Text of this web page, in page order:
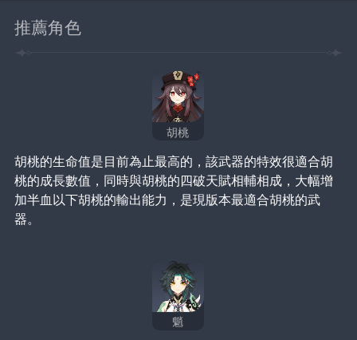
推薦角色
胡桃
胡桃的生命值是目前為止最高的，該武器的特效很適合胡
桃的成長數值，同時與胡桃的四破天賦相輔相成，大幅增
加半血以下胡桃的輸出能力，是現版本最適合胡桃的武
器。
魈